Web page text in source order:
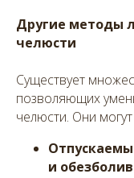
Другие методы
челюсти
Существует
позволяющих
челюсти. Они
и